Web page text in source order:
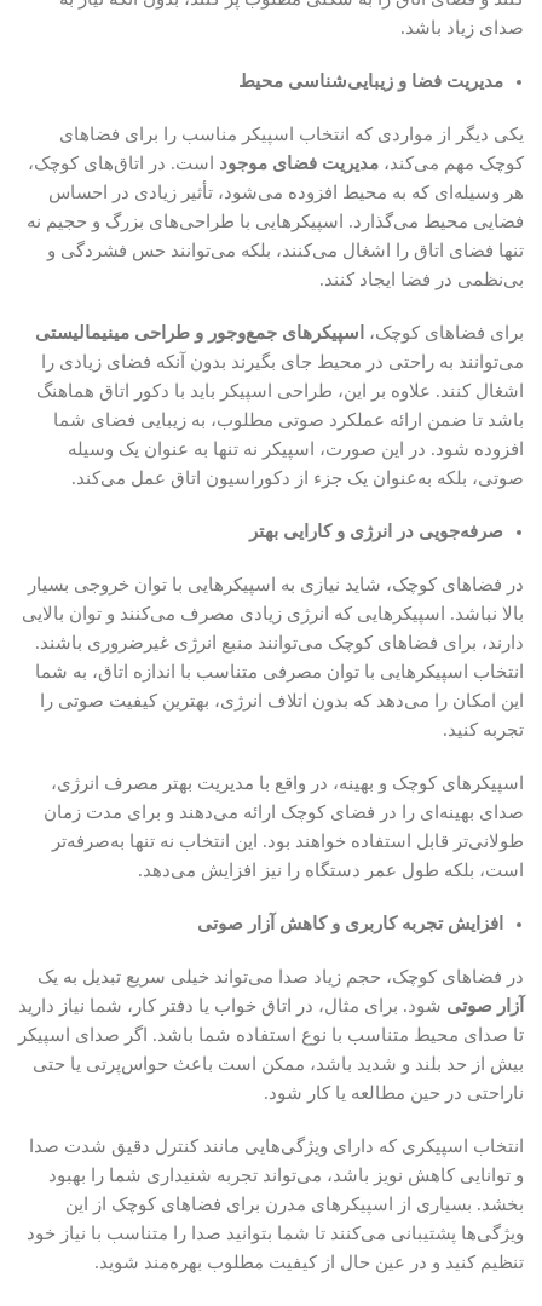
صدای زیاد باشد.
مدیریت فضا و زیبایی‌شناسی محیط
یکی دیگر از مواردی که انتخاب اسپیکر مناسب را برای فضاهای
کوچک مهم می‌کند، مدیریت فضای موجود است. در اتاق‌های کوچک،
هر وسیله‌ای که به محیط افزوده می‌شود، تأثیر زیادی در احساس
فضایی محیط می‌گذارد. اسپیکرهایی با طراحی‌های بزرگ و حجیم نه
تنها فضای اتاق را اشغال می‌کنند، بلکه می‌توانند حس فشردگی و
بی‌نظمی در فضا ایجاد کنند.
برای فضاهای کوچک،
اسپیکرهای جمع‌وجور و طراحی مینیمالیستی
می‌توانند به راحتی در محیط جای بگیرند بدون آنکه فضای زیادی را
اشغال کنند. علاوه بر این، طراحی اسپیکر باید با دکور اتاق هماهنگ
باشد تا ضمن ارائه عملکرد صوتی مطلوب، به زیبایی فضای شما
افزوده شود. در این صورت، اسپیکر نه تنها به عنوان یک وسیله
صوتی، بلکه به‌عنوان یک جزء از دکوراسیون اتاق عمل می‌کند.
صرفه‌جویی در انرژی و کارایی بهتر
در فضاهای کوچک، شاید نیازی به اسپیکرهایی با توان خروجی بسیار
بالا نباشد. اسپیکرهایی که انرژی زیادی مصرف می‌کنند و توان بالایی
دارند، برای فضاهای کوچک می‌توانند منبع انرژی غیرضروری باشند.
انتخاب اسپیکرهایی با توان مصرفی متناسب با اندازه اتاق، به شما
این امکان را می‌دهد که بدون اتلاف انرژی، بهترین کیفیت صوتی را
تجربه کنید.
اسپیکرهای کوچک و بهینه، در واقع با مدیریت بهتر مصرف انرژی،
صدای بهینه‌ای را در فضای کوچک ارائه می‌دهند و برای مدت زمان
طولانی‌تر قابل استفاده خواهند بود. این انتخاب نه تنها به‌صرفه‌تر
است، بلکه طول عمر دستگاه را نیز افزایش می‌دهد.
افزایش تجربه کاربری و کاهش آزار صوتی
در فضاهای کوچک، حجم زیاد صدا می‌تواند خیلی سریع تبدیل به یک
آزار صوتی شود. برای مثال، در اتاق خواب یا دفتر کار، شما نیاز دارید
تا صدای محیط متناسب با نوع استفاده شما باشد. اگر صدای اسپیکر
بیش از حد بلند و شدید باشد، ممکن است باعث حواس‌پرتی یا حتی
ناراحتی در حین مطالعه یا کار شود.
انتخاب اسپیکری که دارای ویژگی‌هایی مانند کنترل دقیق شدت صدا
و توانایی کاهش نویز باشد، می‌تواند تجربه شنیداری شما را بهبود
بخشد. بسیاری از اسپیکرهای مدرن برای فضاهای کوچک از این
ویژگی‌ها پشتیبانی می‌کنند تا شما بتوانید صدا را متناسب با نیاز خود
تنظیم کنید و در عین حال از کیفیت مطلوب بهره‌مند شوید.